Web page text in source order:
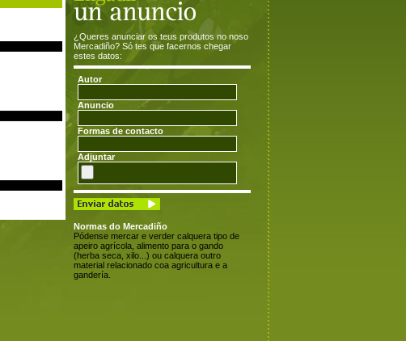
¿Queres anunciar os teus produtos no noso
Mercadiño? Só tes que facernos chegar
estes datos:
Autor
Anuncio
Formas de contacto
Adjuntar
Normas do Mercadiño
Pódense mercar e verder calquera tipo de
apeiro agrícola, alimento para o gando
(herba seca, xilo...) ou calquera outro
material relacionado coa agricultura e a
gandería.